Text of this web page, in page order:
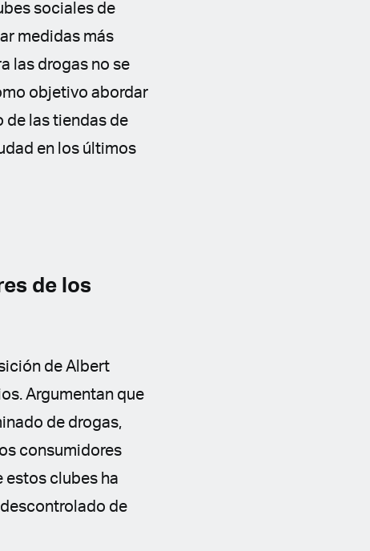
sociales de
medidas más
las drogas no se
objetivo abordar
de las tiendas de
en los últimos
de los
de Albert
Argumentan que
de drogas,
consumidores
estos clubes ha
de